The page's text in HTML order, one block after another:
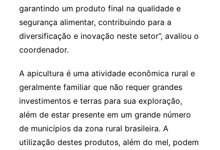
garantindo um produto final na qualidade e
segurança alimentar, contribuindo para a
diversificação e inovação neste setor”, avaliou o
coordenador.
A apicultura é uma atividade econômica rural e
geralmente familiar que não requer grandes
investimentos e terras para sua exploração,
além de estar presente em um grande número
de municípios da zona rural brasileira. A
utilização destes produtos, além do mel, podem